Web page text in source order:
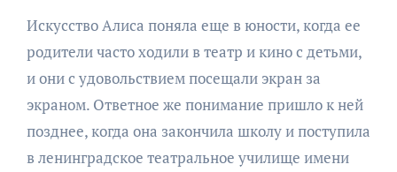
Искусство Алиса поняла еще в юности, когда ее
родители часто ходили в театр и кино с детьми,
и они с удовольствием посещали экран за
экраном. Ответное же понимание пришло к ней
позднее, когда она закончила школу и поступила
в ленинградское театральное училище имени